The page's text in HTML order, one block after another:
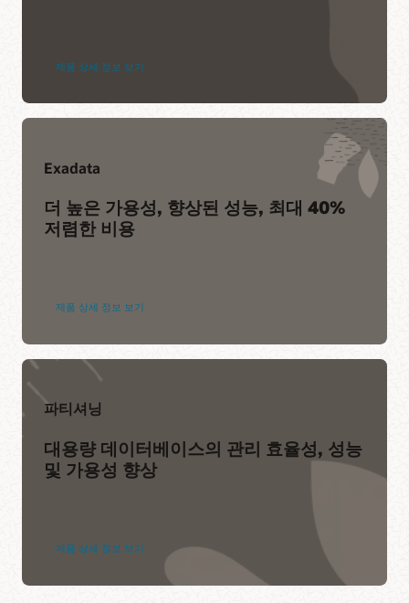
제품 상세 정보 보기
Exadata
더 높은 가용성, 향상된 성능, 최대 40%
저렴한 비용
제품 상세 정보 보기
파티셔닝
대용량 데이터베이스의 관리 효율성, 성능
및 가용성 향상
제품 상세 정보 보기